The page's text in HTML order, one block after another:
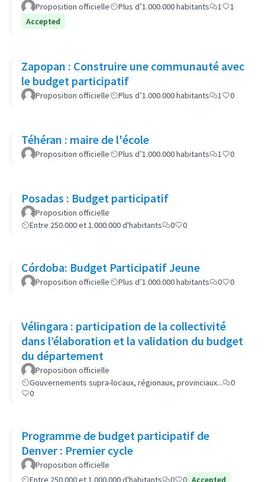
Proposition officielle Plus d’1.000.000 habitants 1
1
Accepted
Zapopan : Construire une communauté avec
le budget participatif
Proposition officielle Plus d’1.000.000 habitants 1 0
Téhéran : maire de l'école
Proposition officielle Plus d’1.000.000 habitants 1 0
Posadas : Budget participatif
Proposition officielle
Entre 250.000 et 1.000.000 d'habitants
0 0
Córdoba: Budget Participatif Jeune
Proposition officielle Plus d’1.000.000 habitants 0 0
Vélingara : participation de la collectivité
dans l’élaboration et la validation du budget
du département
Proposition officielle
Gouvernements supra-locaux, régionaux, provinciaux...
0
0
Programme de budget participatif de
Denver : Premier cycle
Proposition officielle
Entre 250.000 et 1.000.000 d'habitants
0 0 Accepted